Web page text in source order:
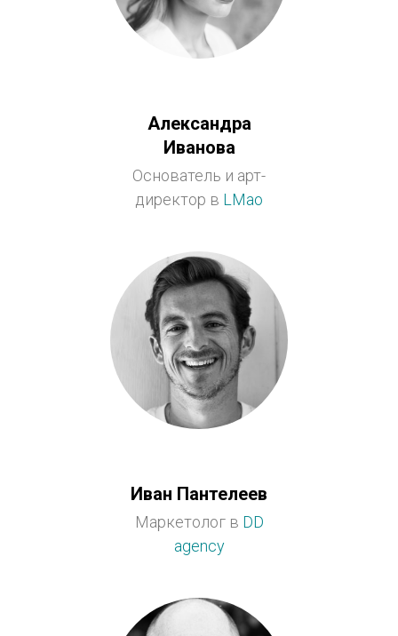
Александра
Иванова
Основатель и арт-
директор в LMao
Иван Пантелеев
Маркетолог в DD
agency